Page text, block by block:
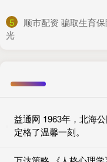
5
顺市配资 骗取生育
光
益通网 1963年，北海
定格了温馨一刻。